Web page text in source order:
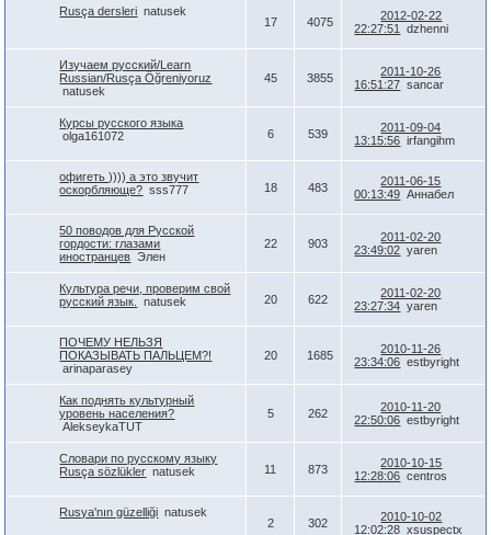
Rusça dersleri natusek
17
4075
2012-02-22
22:27:51 dzhenni
Изучаем русский/Learn
Russian/Rusça Öğreniyoruz
natusek
45 3855
2011-10-26
16:51:27 sancar
Курсы русского языка
olga161072
6 539
2011-09-04
13:15:56 irfangihm
офигеть )))) а это звучит
оскорбляюще? sss777 18 483
2011-06-15
00:13:49 Аннабел
50 поводов для Русской
гордости: глазами
иностранцев Элен
22 903
2011-02-20
23:49:02 yaren
Культура речи, проверим свой
русский язык.
natusek 20 622
2011-02-20
23:27:34 yaren
ПОЧЕМУ НЕЛЬЗЯ
ПОКАЗЫВАТЬ ПАЛЬЦЕМ?!
arinaparasey
20 1685
2010-11-26
23:34:06 estbyright
Как поднять культурный
уровень населения?
AlekseykaTUT
5 262
2010-11-20
22:50:06 estbyright
Словари по русскому языку
Rusça sözlükler natusek 11 873
2010-10-15
12:28:06 centros
Rusya'nın güzelliği natusek
2
302
2010-10-02
12:02:28 xsuspectx